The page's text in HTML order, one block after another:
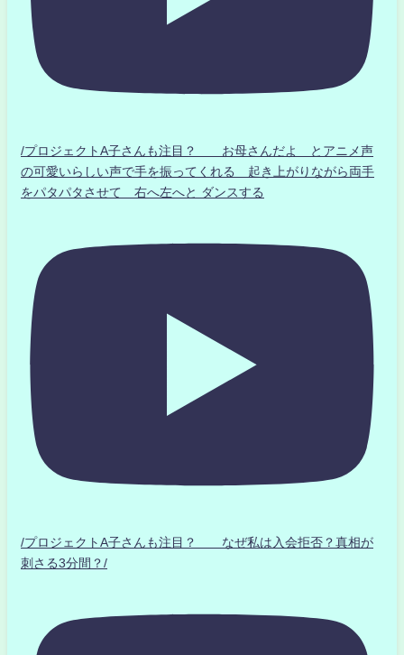
/プロジェクトA子さんも注目？ お母さんだよ とアニメ声
の可愛いらしい声で手を振ってくれる 起き上がりながら両手
をパタパタさせて 右へ左へと ダンスする
/プロジェクトA子さんも注目？ なぜ私は入会拒否？真相が
刺さる3分間？/